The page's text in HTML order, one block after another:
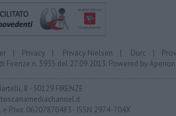
| Privacy | Privacy Nielsen | Durc |
n. 5935 del 27.09.2013. Powered by
8 - 50129 FIRENZE
P.Iva: 06207870483 - ISSN 2974-704X